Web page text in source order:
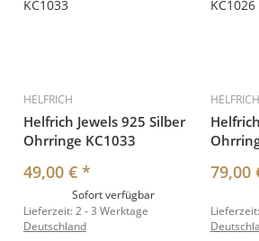
HELFRICH
Helfrich Jewels 925 Silber
Ohrringe KC1033
49,00 € *
Sofort verfügbar
Lieferzeit:2 - 3 Werktage
Deutschland
HELFRICH
79,00
Lieferzeit: